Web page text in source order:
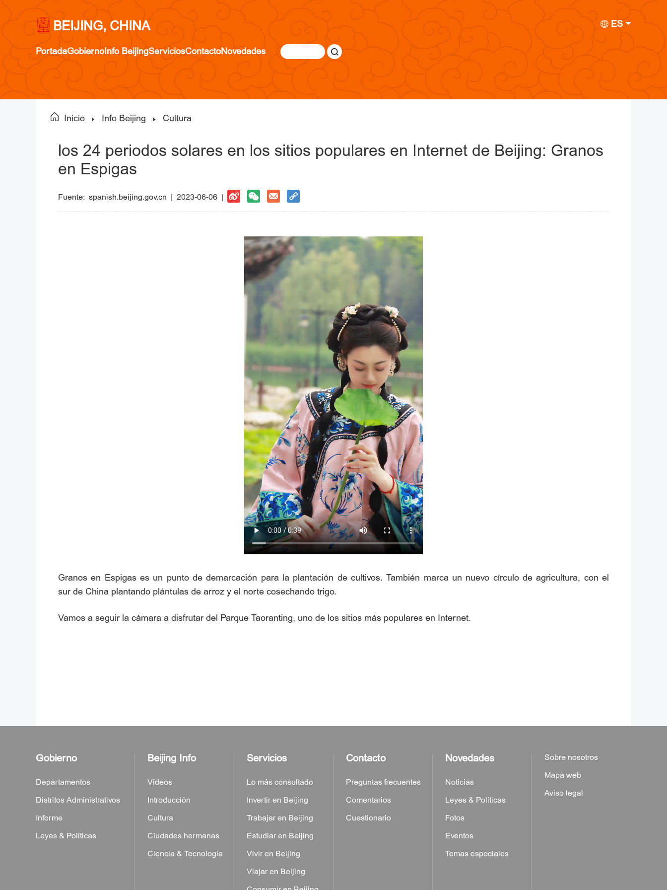
BEIJING, CHINA ES
PortadaGobiernoInfo BeijingServiciosContactoNovedades
Inicio Info Beijing Cultura
los 24 periodos solares en los sitios populares en Internet de Beijing: Granos
en Espigas
Fuente: spanish.beijing.gov.cn | 2023-06-06 |
Granos en Espigas es un punto de demarcación para la plantación de cultivos. También marca un nuevo círculo de agricultura, con el
sur de China plantando plántulas de arroz y el norte cosechando trigo.
Vamos a seguir la cámara a disfrutar del Parque Taoranting, uno de los sitios más populares en Internet.
Gobierno
Departamentos
Distritos Administrativos
Informe
Leyes & Políticas
Beijing Info
Vídeos
Introducción
Cultura
Ciudades hermanas
Ciencia & Tecnología
Servicios
Lo más consultado
Invertir en Beijing
Trabajar en Beijing
Estudiar en Beijing
Vivir en Beijing
Viajar en Beijing
Contacto
Preguntas frecuentes
Comentarios
Cuestionario
Novedades
Noticias
Leyes & Políticas
Fotos
Eventos
Temas especiales
Sobre nosotros
Mapa web
Aviso legal